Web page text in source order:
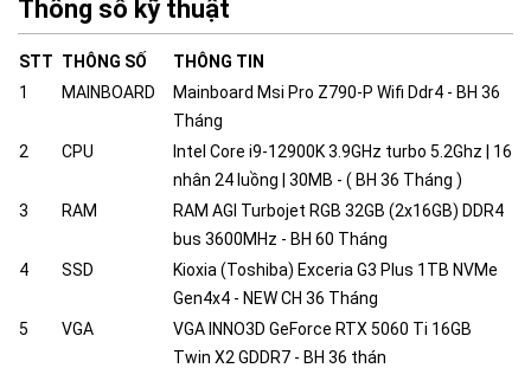
Thông số kỹ thuật
STT THÔNG SỐ
THÔNG TIN
1
MAINBOARD
Mainboard Msi Pro Z790-P Wifi Ddr4 - BH 36
Tháng
2
CPU
Intel Core i9-12900K 3.9GHz turbo 5.2Ghz | 16
nhân 24 luồng | 30MB - ( BH 36 Tháng )
3
RAM
RAM AGI Turbojet RGB 32GB (2x16GB) DDR4
bus 3600MHz - BH 60 Tháng
4
SSD
Kioxia (Toshiba) Exceria G3 Plus 1TB NVMe
Gen4x4 - NEW CH 36 Tháng
5
VGA
VGA INNO3D GeForce RTX 5060 Ti 16GB
Twin X2 GDDR7 - BH 36 thán